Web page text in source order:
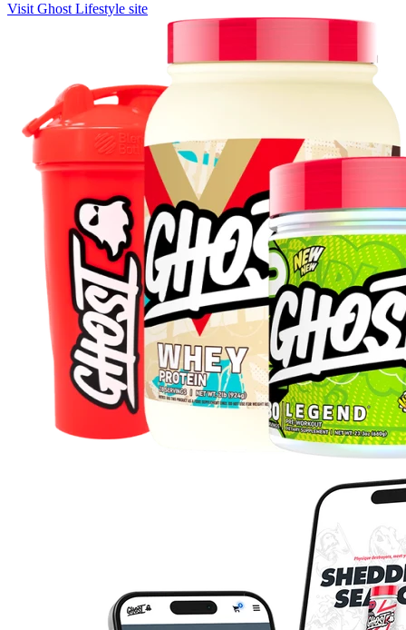
Visit Ghost Lifestyle site